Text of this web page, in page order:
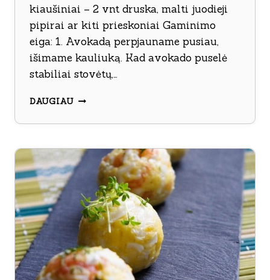
kiaušiniai – 2 vnt druska, malti juodieji
pipirai ar kiti prieskoniai Gaminimo
eiga: 1. Avokadą perpjauname pusiau,
išimame kauliuką. Kad avokado puselė
stabiliai stovėtų,…
DAUGIAUAVOKADUOSE
KIAUŠINIAI